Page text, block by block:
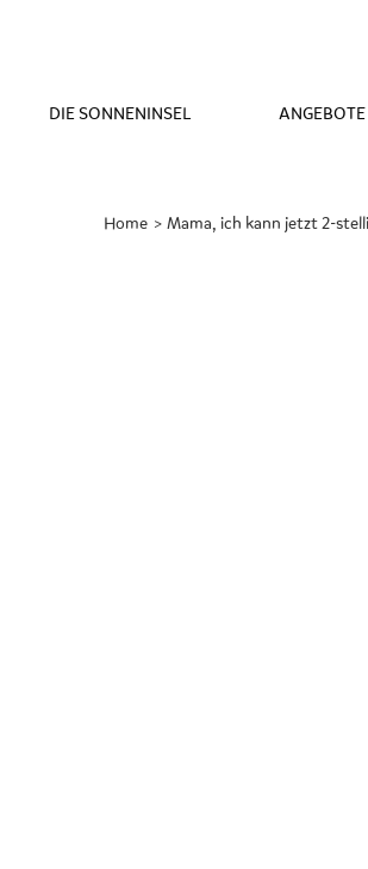
DIE SONNENINSEL ANGEBOTE
Home
Gerade
Mama, ich kann jetzt 2-